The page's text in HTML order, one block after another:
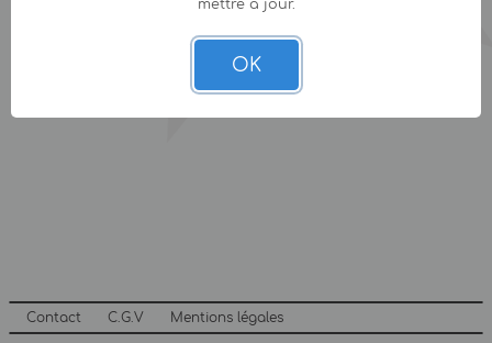
Contact C.G.V Mentions légales
mettre à jour.
OK